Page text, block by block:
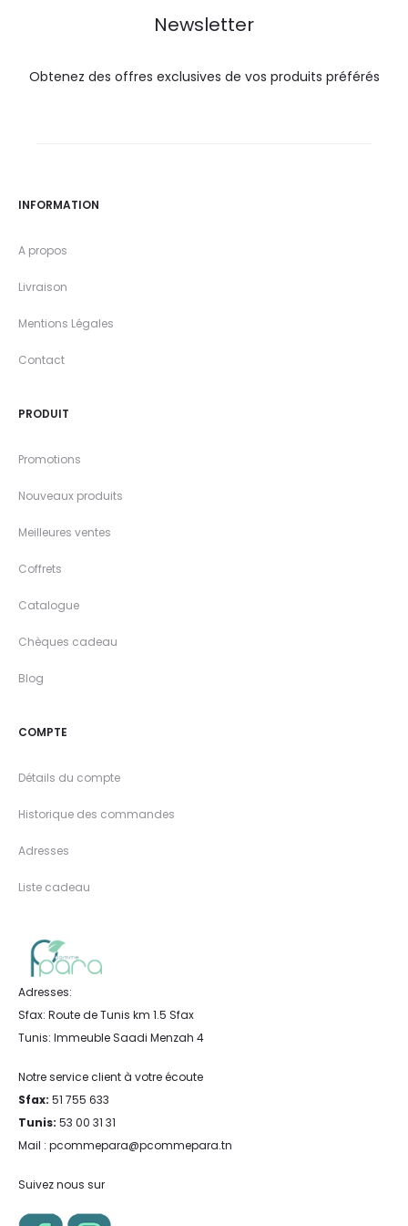
Newsletter
Obtenez des offres exclusives de vos produits préférés
INFORMATION
A propos
Livraison
Mentions Légales
Contact
PRODUIT
Promotions
Nouveaux produits
Meilleures ventes
Coffrets
Catalogue
Chèques cadeau
Blog
COMPTE
Détails du compte
Historique des commandes
Adresses
Liste cadeau
Adresses:
Sfax: Route de Tunis km 1.5 Sfax
Tunis: Immeuble Saadi Menzah 4
Notre service client à votre écoute
Sfax: 51 755 633
Tunis: 53 00 31 31
Mail : pcommepara@pcommepara.tn
Suivez nous sur